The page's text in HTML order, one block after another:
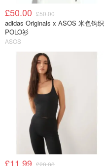
£50.00 £50.00
adidas Originals x ASOS 米色钩织
POLO衫
ASOS
£11.99 £20.00